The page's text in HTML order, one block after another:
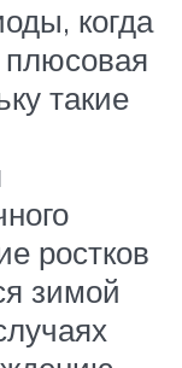
когда
такие
ростков
зимой